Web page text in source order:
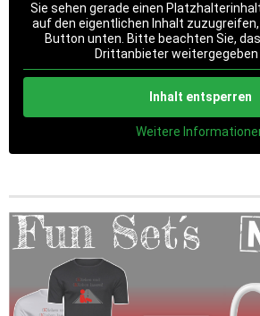
Sie sehen gerade einen
auf den eigentlichen Inhalt
Button unten. Bitte beachten Sie,
Drittanbieter weitergegeben
Inhalt entsperren
Weitere